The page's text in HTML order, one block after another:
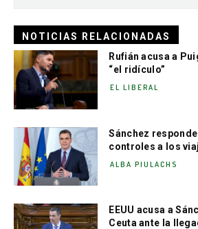
NOTICIAS RELACIONADAS
Rufián acusa a
“el ridículo”
EL LIBERAL
Sánchez
controles a los
ALBA PIULACHS
EEUU acusa a
Ceuta ante la